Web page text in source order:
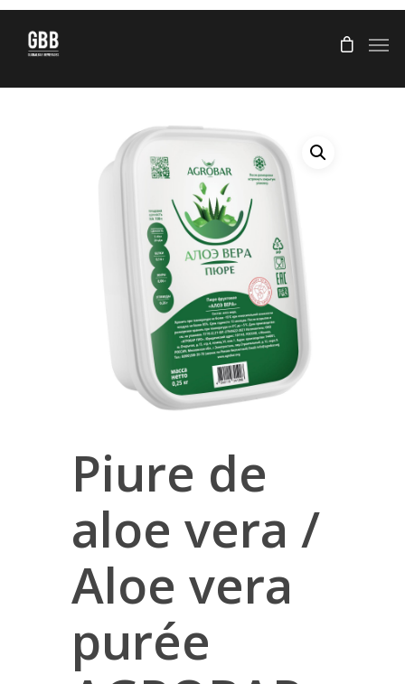
Piure de
aloe vera /
Aloe vera
purée